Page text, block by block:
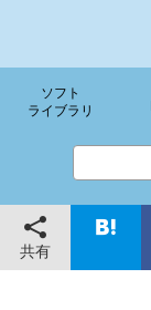
ソフト
ライブラリ
共有